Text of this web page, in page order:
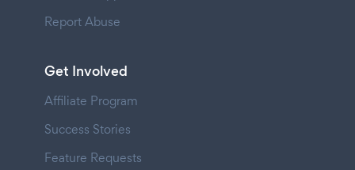
Report Abuse
Get Involved
Affiliate Program
Success Stories
Feature Requests